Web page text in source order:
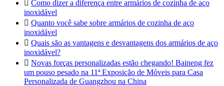
Como dizer a diferença entre armários de cozinha de aço
inoxidável
 Quanto você sabe sobre armários de cozinha de aço
inoxidável
 Quais são as vantagens e desvantagens dos armários de aço
inoxidável?
 Novas forças personalizadas estão chegando! Baineng fez
um pouso pesado na 11ª Exposição de Móveis para Casa
Personalizada de Guangzhou na China